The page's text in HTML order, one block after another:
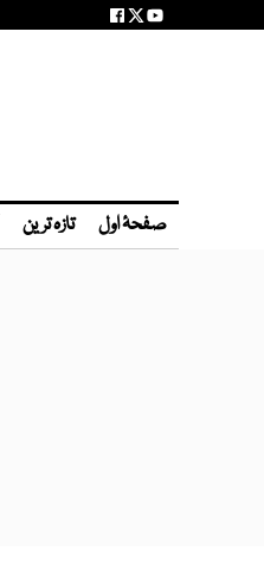
صفحۂ اول تازہ ترین